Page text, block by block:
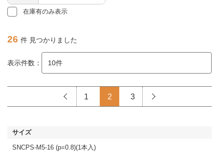
在庫有のみ表示
26 件 見つかりました
表示件数：
1 2 3
SNCPS-M5-16 (p=0.8)(1本入)